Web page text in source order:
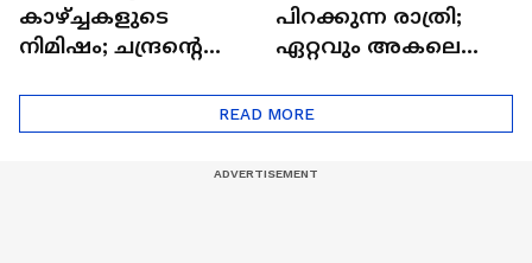
കാഴ്ച്ചകളുടെ
നിമിഷം; ചന്ദ്രന്റെ
ഒറിയോണിന്റെ യാത്ര
ആരംഭിച്ചു
പിറക്കുന്ന രാത്രി;
ഏറ്റവും അകലെ
READ MORE